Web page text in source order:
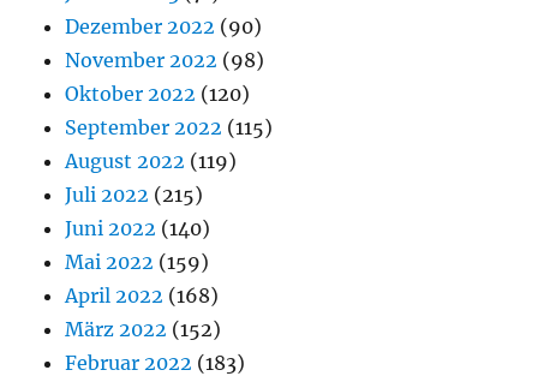
Dezember 2022 (90)
November 2022 (98)
Oktober 2022 (120)
September 2022 (115)
August 2022 (119)
Juli 2022 (215)
Juni 2022 (140)
Mai 2022 (159)
April 2022 (168)
März 2022 (152)
Februar 2022 (183)